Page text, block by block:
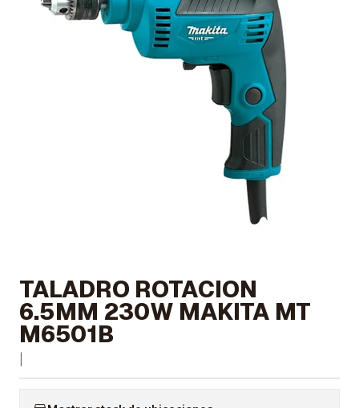
TALADRO ROTACION
6.5MM 230W MAKITA MT
M6501B